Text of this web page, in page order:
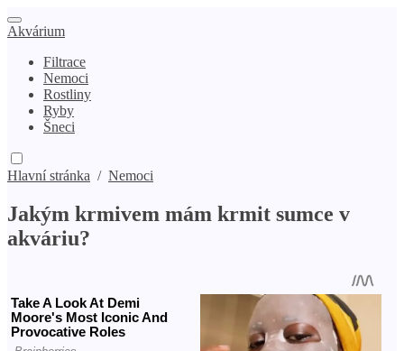
Akvárium
Filtrace
Nemoci
Rostliny
Ryby
Šneci
Hlavní stránka / Nemoci
Jakým krmivem mám krmit sumce v
akváriu?